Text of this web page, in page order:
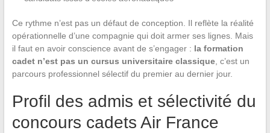
Ce rythme n’est pas un défaut de conception. Il reflète la réalité
opérationnelle d’une compagnie qui doit armer ses lignes. Mais
il faut en avoir conscience avant de s’engager : la formation
cadet n’est pas un cursus universitaire classique, c’est un
parcours professionnel sélectif du premier au dernier jour.
Profil des admis et sélectivité du
concours cadets Air France